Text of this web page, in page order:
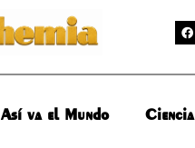
Así va el Mundo Ciencia